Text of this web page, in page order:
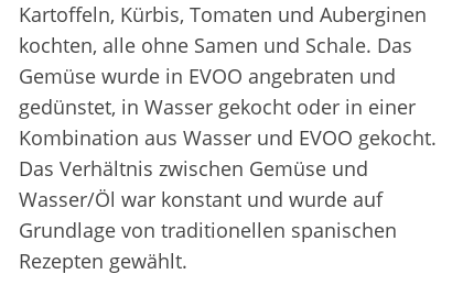
Kartoffeln, Kürbis, Tomaten und Auberginen
kochten, alle ohne Samen und Schale. Das
Gemüse wurde in EVOO angebraten und
gedünstet, in Wasser gekocht oder in einer
Kombination aus Wasser und EVOO gekocht.
Das Verhältnis zwischen Gemüse und
Wasser/Öl war konstant und wurde auf
Grundlage von traditionellen spanischen
Rezepten gewählt.